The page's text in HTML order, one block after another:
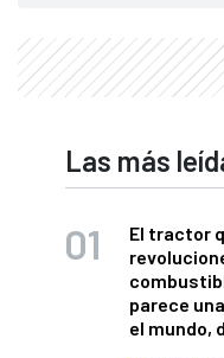
Las más
El tractor
parece
el mundo,